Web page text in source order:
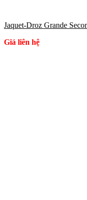
Jaquet-Droz Grande
Giá liên hệ